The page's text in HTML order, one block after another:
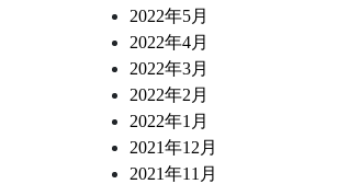
2022年5月
2022年4月
2022年3月
2022年2月
2022年1月
2021年12月
2021年11月